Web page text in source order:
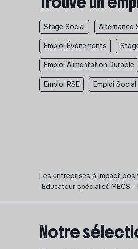
Stage Social Alternance
Emploi Événements
Emploi Alimentation Durable
Emploi RSE Emploi Social
Les entreprises à impact
Educateur spécialisé MECS
Notre